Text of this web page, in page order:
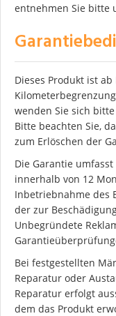
entnehmen Sie bitte
Dieses Produkt ist
wenden Sie sich
Bitte beachten Sie,
zum Erlöschen der
Die Garantie
innerhalb von 12
Inbetriebnahme des
der zur
Unbegründete
Bei festgestellten
Reparatur oder
Reparatur erfolgt
dem das Produkt